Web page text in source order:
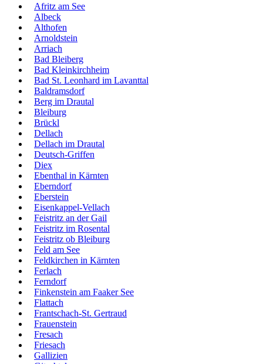
Afritz am See
Albeck
Althofen
Arnoldstein
Arriach
Bad Bleiberg
Bad Kleinkirchheim
Bad St. Leonhard im Lavanttal
Baldramsdorf
Berg im Drautal
Bleiburg
Brückl
Dellach
Dellach im Drautal
Deutsch-Griffen
Diex
Ebenthal in Kärnten
Eberndorf
Eberstein
Eisenkappel-Vellach
Feistritz an der Gail
Feistritz im Rosental
Feistritz ob Bleiburg
Feld am See
Feldkirchen in Kärnten
Ferlach
Ferndorf
Finkenstein am Faaker See
Flattach
Frantschach-St. Gertraud
Frauenstein
Fresach
Friesach
Gallizien